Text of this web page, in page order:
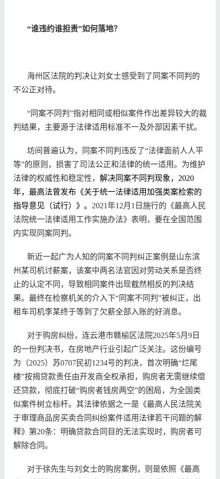
“谁违约谁担责”如何落地？
海州区法院的判决让刘女士感受到了同案不同判的
不公正对待。
“同案不同判”指对相同或相似案件作出差异较大的裁
判结果，主要源于法律适用标准不一及外部因素干扰。
坊间普遍认为，同案不同判违反了“法律面前人人平
等”的原则，损害了司法公正和法律的统一适用。为维护
法律的权威性和稳定性， 解决同案不同判现象，2020
年，最高法曾发布《关于统一法律适用加强类案检索的
指导意见（试行）》。 2021年12月1日施行的《最高人民
法院统一法律适用工作实施办法》表明，要在全国范围
内实现同案同判。
新近一起广为人知的同案不同判纠正案例是山东滨
州某司机讨薪案，该案中两名法官因对劳动关系是否终
止的认定不同，导致相同案件出现截然相反的判决结
果。最终在检察机关的介入下“同案不同判”被纠正，出
租车司机李某终于等到了欠薪全部入账的好消息。
对于购房纠纷，连云港市赣榆区法院2025年5月9日
的一份判决书，在房地产行业引起广泛关注。这份编号
为（2025）苏0707民初1234号的判决，首次明确“烂尾
楼”按揭贷款责任由开发商全权承担，购房者无需继续偿
还贷款，彻底打破“购房者钱房两空”的困局，为全国类
似案件树立标杆。其法律依据之一是《最高人民法院关
于审理商品房买卖合同纠纷案件适用法律若干问题的解
释》第20条：明确贷款合同目的无法实现时，购房者可
解除合同。
对于徐先生与刘女士的购房案例，则是依照《最高